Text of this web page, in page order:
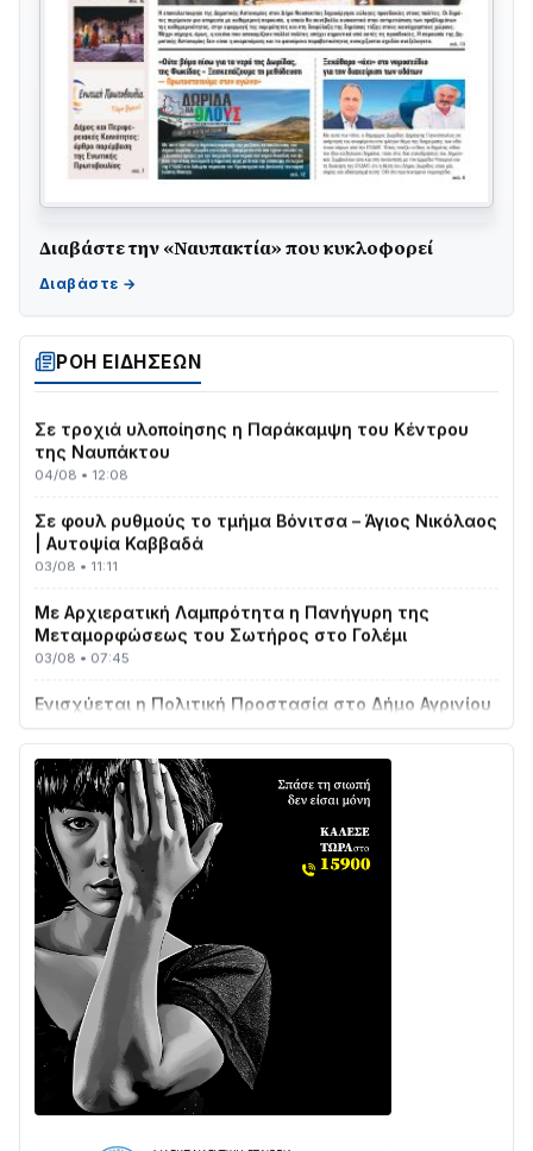
Διαβάστε την «Ναυπακτία» που κυκλοφορεί
ΡΟΗ ΕΙΔΗΣΕΩΝ
05/08 • 08:41
Στο σκοτάδι μεγάλο μέρος στο Λυγιά Ναυπάκτου
04/08 • 19:47
της Ναυπάκτου
04/08 • 12:08
| Αυτοψία Καββαδά
03/08 • 11:11
Μεταμορφώσεως του Σωτήρος στο Γολέμι
03/08 • 07:45
με δύο νέα υδροφόρα οχήματα
Διαβάστε την «Ναυπακτία» που κυκλοφορεί
31/07 • 08:16
Δωρίδα για Όλους: «Καμία εκχώρηση των νερών
στην ΕΥΔΑΠ»
28/07 • 21:46
Διαβάστε την «Ναυπακτία» που κυκλοφορεί
24/07 • 11:31
ΕΚΤΑΚΤΟ – ΝΑΥΠΑΚΤΙΑ: ΣΥΝΑΓΕΡΜΟΣ ΣΤΗΝ
ΠΥΡΟΣΒΕΣΤΙΚΗ ΓΙΑ ΦΩΤΙΑ ΣΤΟΝ ΑΓΙΟ ΗΛΙΑ ΠΡΙΝ ΤΗ
ΓΡΑΝΙΤΣΑ
24/07 • 11:03
ΤΟ ΠΑΡΤΥ ΣΥΝΕΧΙΖΕΤΑΙ…